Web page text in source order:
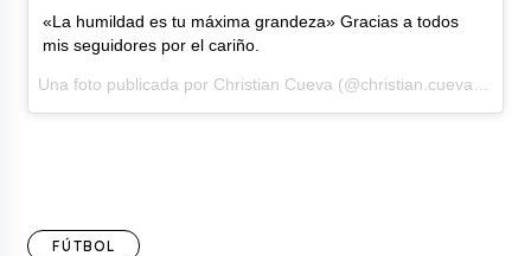
«La humildad es tu máxima grandeza» Gracias a todos
mis seguidores por el cariño.
FÚTBOL